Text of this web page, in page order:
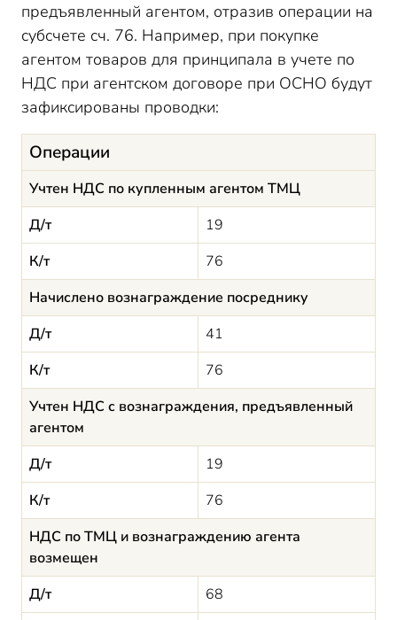
предъявленный агентом, отразив операции на
субсчете сч. 76. Например, при покупке
агентом товаров для принципала в учете по
НДС при агентском договоре при ОСНО будут
зафиксированы проводки:
Операции
Учтен НДС по купленным агентом ТМЦ
Д/т
19
К/т
76
Начислено вознаграждение посреднику
Д/т
41
К/т
76
Учтен НДС с вознаграждения, предъявленный
агентом
Д/т
19
К/т
76
НДС по ТМЦ и вознаграждению агента
возмещен
Д/т
68